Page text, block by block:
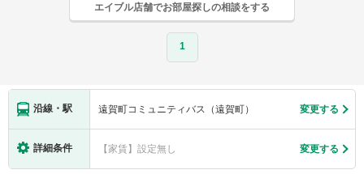
エイブル店舗でお部屋探しの相談をする
1
沿線・駅 遠賀町コミュニティバス（遠賀町） 変更する
詳細条件 【家賃】設定無し 変更する